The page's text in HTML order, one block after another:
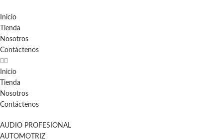
Inicio
Tienda
Nosotros
Contáctenos
Inicio
Tienda
Nosotros
Contáctenos
AUDIO PROFESIONAL
AUTOMOTRIZ